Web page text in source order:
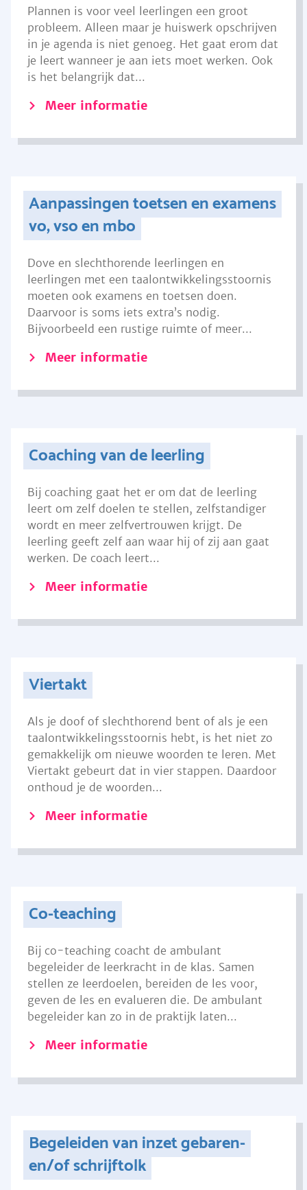
Plannen is voor veel leerlingen een groot
probleem. Alleen maar je huiswerk opschrijven
in je agenda is niet genoeg. Het gaat erom dat
je leert wanneer je aan iets moet werken. Ook
is het belangrijk dat...
Meer informatie
Aanpassingen toetsen en examens
vo, vso en mbo
Dove en slechthorende leerlingen en
leerlingen met een taalontwikkelingsstoornis
moeten ook examens en toetsen doen.
Daarvoor is soms iets extra’s nodig.
Bijvoorbeeld een rustige ruimte of meer...
Meer informatie
Coaching van de leerling
Bij coaching gaat het er om dat de leerling
leert om zelf doelen te stellen, zelfstandiger
wordt en meer zelfvertrouwen krijgt. De
leerling geeft zelf aan waar hij of zij aan gaat
werken. De coach leert...
Meer informatie
Viertakt
Als je doof of slechthorend bent of als je een
taalontwikkelingsstoornis hebt, is het niet zo
gemakkelijk om nieuwe woorden te leren. Met
Viertakt gebeurt dat in vier stappen. Daardoor
onthoud je de woorden...
Meer informatie
Co-teaching
Bij co-teaching coacht de ambulant
begeleider de leerkracht in de klas. Samen
stellen ze leerdoelen, bereiden de les voor,
geven de les en evalueren die. De ambulant
begeleider kan zo in de praktijk laten...
Meer informatie
Begeleiden van inzet gebaren-
en/of schrijftolk